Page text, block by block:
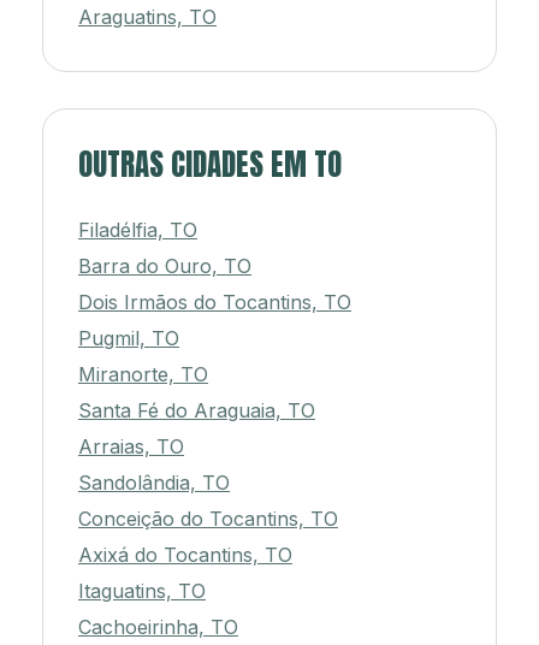
Araguatins, TO
OUTRAS CIDADES EM TO
Filadélfia, TO
Barra do Ouro, TO
Dois Irmãos do Tocantins, TO
Pugmil, TO
Miranorte, TO
Santa Fé do Araguaia, TO
Arraias, TO
Sandolândia, TO
Conceição do Tocantins, TO
Axixá do Tocantins, TO
Itaguatins, TO
Cachoeirinha, TO